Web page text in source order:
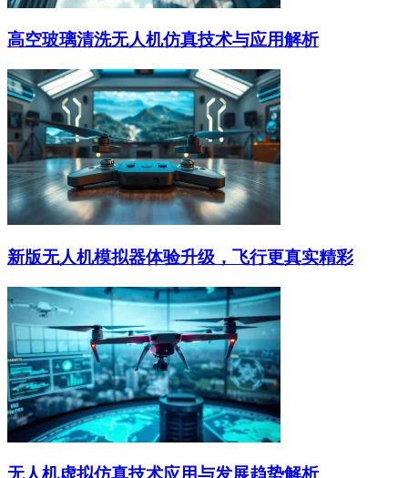
高空玻璃清洗无人机仿真技术与应用解析
新版无人机模拟器体验升级，飞行更真实精彩
无人机虚拟仿真技术应用与发展趋势解析